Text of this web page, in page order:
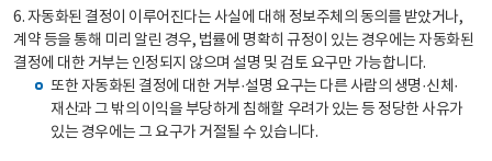
6. 자동화된 결정이 이루어진다는 사실에 대해 정보주체의 동의를 받았거나,
계약 등을 통해 미리 알린 경우, 법률에 명확히 규정이 있는 경우에는 자동화된
결정에 대한 거부는 인정되지 않으며 설명 및 검토 요구만 가능합니다.
또한 자동화된 결정에 대한 거부·설명 요구는 다른 사람의 생명·신체·
재산과 그 밖의 이익을 부당하게 침해할 우려가 있는 등 정당한 사유가
있는 경우에는 그 요구가 거절될 수 있습니다.